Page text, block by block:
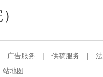
广告服务 | 供稿服务 |
站地图